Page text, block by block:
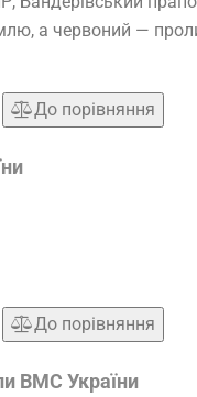
а червоний —
До порівняння
До порівняння
ВМС України